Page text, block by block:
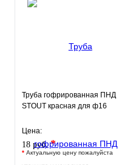
Труба гофрированная ПНД
STOUT красная для ф16
Цена:
18 руб.*
* Актуальную цену пожалуйста